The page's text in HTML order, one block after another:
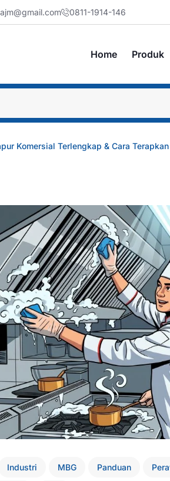
0811-1914-146
Home Produk
Komersial Terlengkap & Cara
Industri MBG Panduan